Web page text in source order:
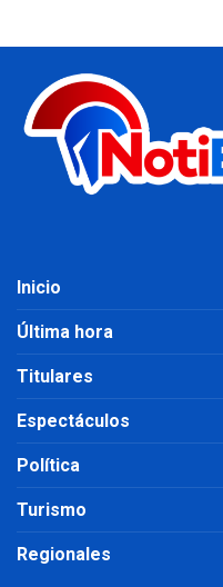
Inicio
Última hora
Titulares
Espectáculos
Política
Turismo
Regionales